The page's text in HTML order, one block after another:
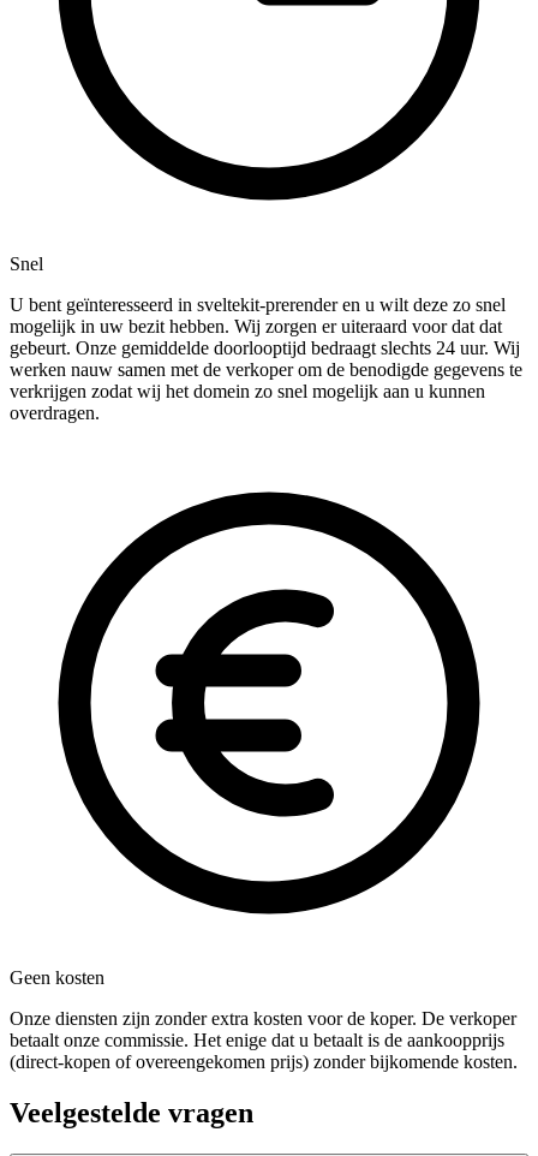
Snel
U bent geïnteresseerd in sveltekit-prerender en u wilt deze zo snel
mogelijk in uw bezit hebben. Wij zorgen er uiteraard voor dat dat
gebeurt. Onze gemiddelde doorlooptijd bedraagt slechts 24 uur. Wij
werken nauw samen met de verkoper om de benodigde gegevens te
verkrijgen zodat wij het domein zo snel mogelijk aan u kunnen
overdragen.
Geen kosten
Onze diensten zijn zonder extra kosten voor de koper. De verkoper
betaalt onze commissie. Het enige dat u betaalt is de aankoopprijs
(direct-kopen of overeengekomen prijs) zonder bijkomende kosten.
Veelgestelde vragen